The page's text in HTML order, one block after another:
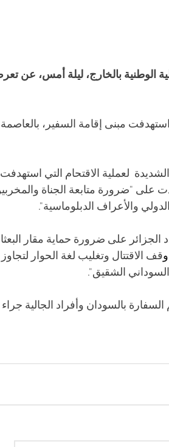
الوطنية بالخارج، ليلة أمس، عن
مبنى إقامة السفير، بالعاصمة
لعملية الاقتحام التي
على "ضرورة متابعة الجناة
والأعراف الدبلوماسية".
الجزائر على ضرورة حماية مقار
وقف الاقتتال وتغليب لغة الحوار لتجاوز
الشقيق".
بالسودان وأفراد الجالية